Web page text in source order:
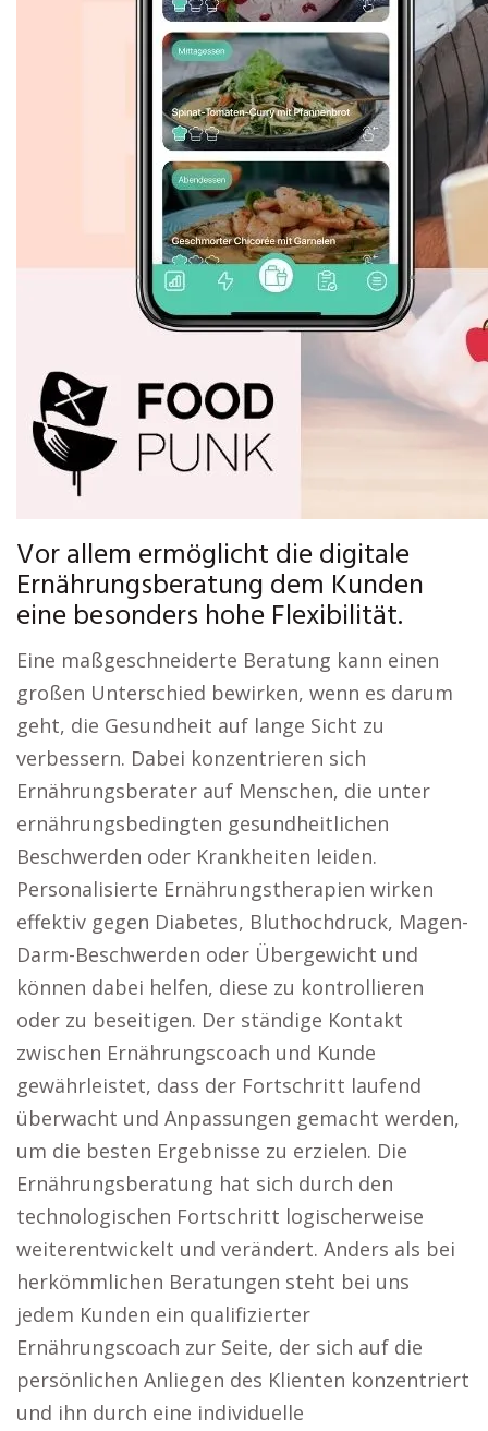
Vor allem ermöglicht die digitale
Ernährungsberatung dem Kunden
eine besonders hohe Flexibilität.
Eine maßgeschneiderte Beratung kann einen
großen Unterschied bewirken, wenn es darum
geht, die Gesundheit auf lange Sicht zu
verbessern. Dabei konzentrieren sich
Ernährungsberater auf Menschen, die unter
ernährungsbedingten gesundheitlichen
Beschwerden oder Krankheiten leiden.
Personalisierte Ernährungstherapien wirken
effektiv gegen Diabetes, Bluthochdruck, Magen-
Darm-Beschwerden oder Übergewicht und
können dabei helfen, diese zu kontrollieren
oder zu beseitigen. Der ständige Kontakt
zwischen Ernährungscoach und Kunde
gewährleistet, dass der Fortschritt laufend
überwacht und Anpassungen gemacht werden,
um die besten Ergebnisse zu erzielen. Die
Ernährungsberatung hat sich durch den
technologischen Fortschritt logischerweise
weiterentwickelt und verändert. Anders als bei
herkömmlichen Beratungen steht bei uns
jedem Kunden ein qualifizierter
Ernährungscoach zur Seite, der sich auf die
persönlichen Anliegen des Klienten konzentriert
und ihn durch eine individuelle